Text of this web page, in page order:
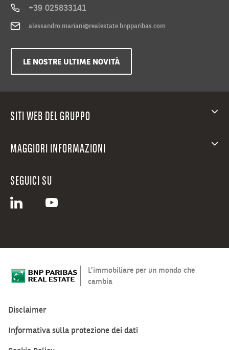
+39 025833141
alessandro.mariani@realestate.bnpparibas.com
LE NOSTRE ULTIME NOVITÀ
SITI WEB DEL GRUPPO
MAGGIORI INFORMAZIONI
SEGUICI SU
L’immobiliare per un mondo che
cambia
Disclaimer
Informativa sulla protezione dei dati